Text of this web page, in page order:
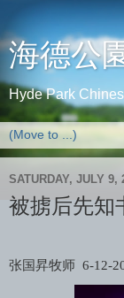
海德公
Hyde Park
SATURDAY, JULY 9,
被掳后先知
张国昇牧师 6-12-